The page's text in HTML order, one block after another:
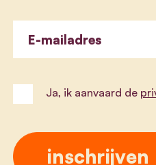
E-mailadres
Ja, ik aanvaard de